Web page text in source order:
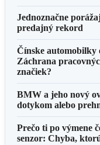
Jednoznačne
predajný rekord
Čínske automobilky
Záchrana
značiek?
BMW a jeho nový
dotykom alebo
Prečo ti po výmene
senzor: Chyba,